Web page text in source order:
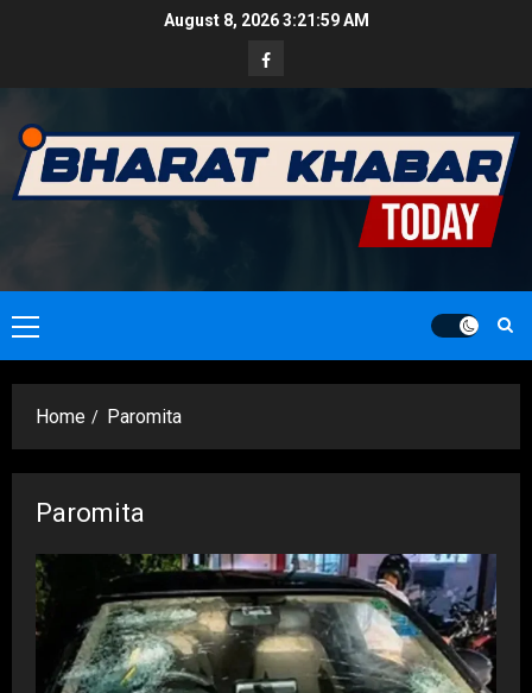
August 8, 20263:22:01 AM
Facebook
Primary
Menu
Home Paromita
Paromita